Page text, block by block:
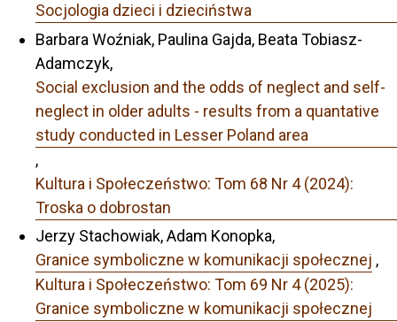
Socjologia dzieci i dzieciństwa
Barbara Woźniak, Paulina Gajda, Beata Tobiasz-
Adamczyk,
Social exclusion and the odds of neglect and self-
neglect in older adults - results from a quantative
study conducted in Lesser Poland area
,
Kultura i Społeczeństwo: Tom 68 Nr 4 (2024):
Troska o dobrostan
Jerzy Stachowiak, Adam Konopka,
Granice symboliczne w komunikacji społecznej ,
Kultura i Społeczeństwo: Tom 69 Nr 4 (2025):
Granice symboliczne w komunikacji społecznej